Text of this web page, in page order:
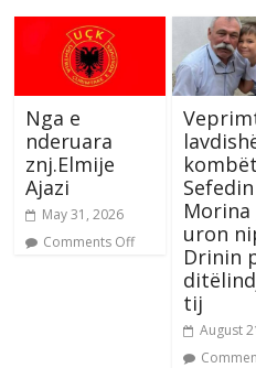
Nga e
nderuara
znj.Elmije
Ajazi
May 31, 2026
Comments Off
Sefedin
Morina
uron
Drinin
tij
August